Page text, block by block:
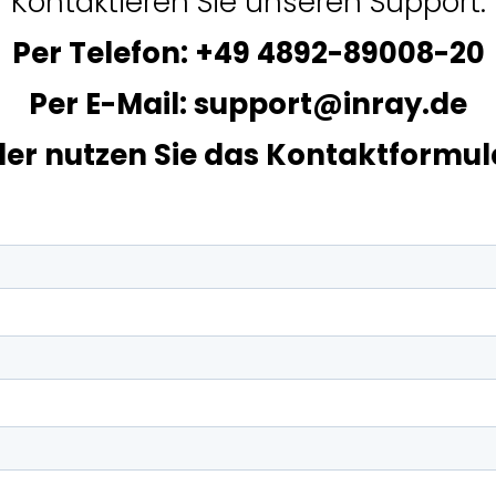
Per Telefon: +49 4892-89008-20
Per E-Mail:support@inray.de
nutzen Sie das